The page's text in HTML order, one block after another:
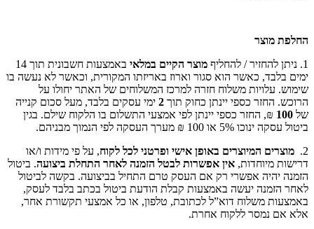
החלפת מוצר
1. ניתן להחזיר / להחליף
מוצר הקיים במלאי
באמצעות חשבונית תוך 14
ימים בלבד, כאשר הוא סגור וארוז באריזתו המקורית, וכאשר לא נעשה בו
שימוש. עלויות משלוח חזרה למרכז המשלוחים של האתר יחולו על
הרוכש. החזר כספי יינתן כחוק תוך 2 ימי עסקים בלבד, מעל סכום קנייה
של 100 ₪, החזר כספי יינתן לפי אמצעי התשלום בו הלקוח שילם. בגין
ביטול עסקה ינוכו 5% או 100 ₪ מערך העסקה לפי הנמוך מבניהם.
2.
מוצרים המיוצרים באופן אישי ופרטני לכל לקוח, על פי מידות ו/או
דרישות מיוחדות, אין אפשרות לבטל הזמנה לאחר התחלת ביצועה. ביטול
הזמנה יהיה אפשרי רק אם העסק טרם התחיל בביצועה. בקשה לביטול
לאחר הזמנה יעשה באמצעות קבלת הודעת ביטול בכתב בלבד לעסק,
באמצעות משלוח דוא”ל לכתובת, טלפון, או כל אמצעי תקשורת אחר,
אלא אם נמסר ללקוח אחרת.